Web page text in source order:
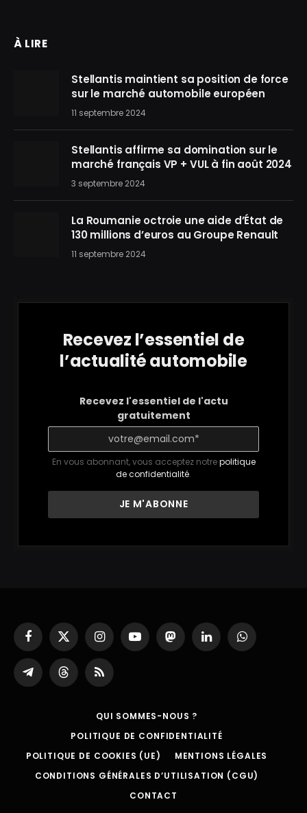
À LIRE
Stellantis maintient sa position de force
sur le marché automobile européen
11 septembre 2024
Stellantis affirme sa domination sur le
marché français VP + VUL à fin août 2024
3 septembre 2024
La Roumanie octroie une aide d’État de
130 millions d’euros au Groupe Renault
11 septembre 2024
Recevez l’essentiel de
l’actualité automobile
Recevez l'essentiel de l'actu
gratuitement
En vous abonnant, vous acceptez notrepolitique
de confidentialité.
Facebook
X
(Twitter)
InstagramYouTubeMastodonLinkedInWhatsApp
Partager
sur
ThreadsRSS
QUI SOMMES-NOUS ?
POLITIQUE DE CONFIDENTIALITÉ
POLITIQUE DE COOKIES (UE)
MENTIONS LÉGALES
CONDITIONS GÉNÉRALES D’UTILISATION (CGU)
CONTACT